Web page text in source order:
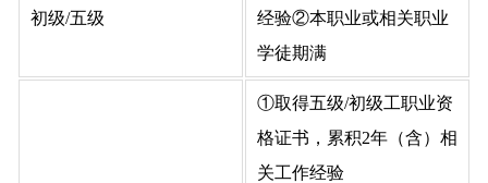
初级/五级
经验②本职业或相关职业
学徒期满
①取得五级/初级工职业资
格证书，累积2年（含）相
关工作经验